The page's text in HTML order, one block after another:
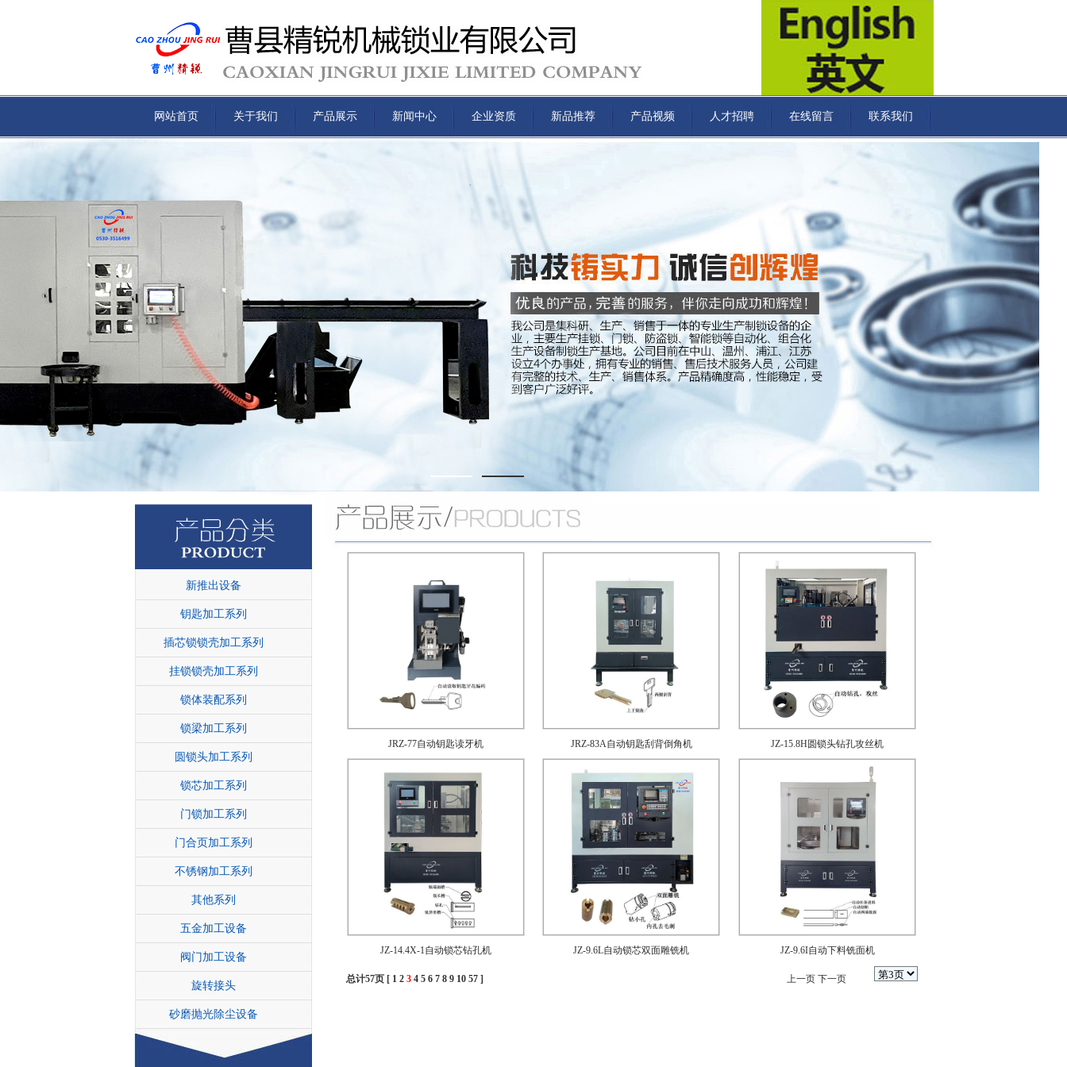
网站首页 关于我们 产品展示 新闻中心 企业资质 新品推荐 产品视频 人才招聘 在线留言 联系我们
新推出设备
钥匙加工系列
插芯锁锁壳加工系列
挂锁锁壳加工系列
锁体装配系列
锁梁加工系列
圆锁头加工系列
锁芯加工系列
门锁加工系列
门合页加工系列
不锈钢加工系列
其他系列
五金加工设备
阀门加工设备
旋转接头
砂磨抛光除尘设备
JRZ-77自动钥匙读牙机 JRZ-83A自动钥匙刮背倒角机 JZ-15.8H圆锁头钻孔攻丝机
JZ-14.4X-1自动锁芯钻孔机 JZ-9.6L自动锁芯双面雕铣机 JZ-9.6I自动下料铣面机
总计57页 [ 1 2 3 4 5 6 7 8 9 10 57] 上一页 下一页